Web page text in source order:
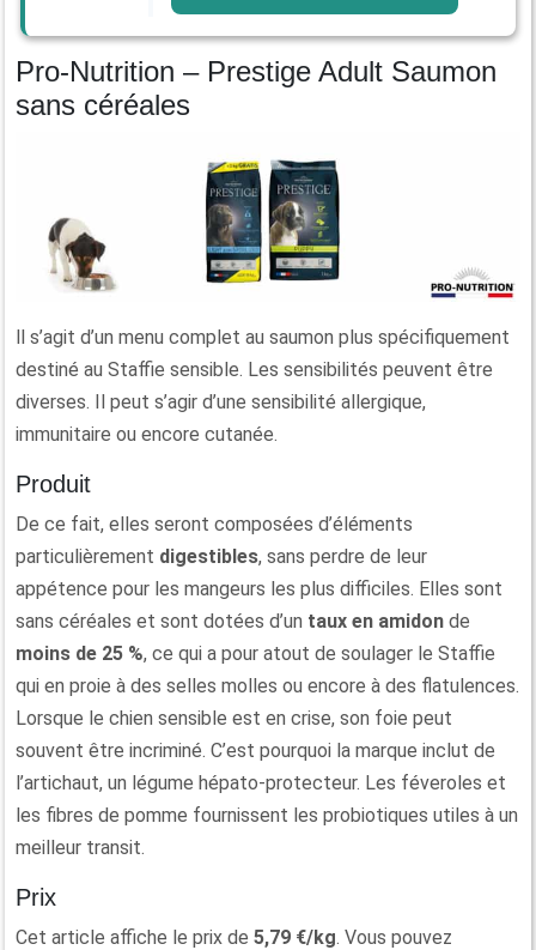
Pro-Nutrition – Prestige Adult Saumon
sans céréales
ll s’agit d’un menu complet au saumon plus spécifiquement
destiné au Staffie sensible. Les sensibilités peuvent être
diverses. Il peut s’agir d’une sensibilité allergique,
immunitaire ou encore cutanée.
Produit
De ce fait, elles seront composées d’éléments
particulièrement digestibles, sans perdre de leur
appétence pour les mangeurs les plus difficiles. Elles sont
sans céréales et sont dotées d’un taux en amidon de
moins de 25 %, ce qui a pour atout de soulager le Staffie
qui en proie à des selles molles ou encore à des flatulences.
Lorsque le chien sensible est en crise, son foie peut
souvent être incriminé. C’est pourquoi la marque inclut de
l’artichaut, un légume hépato-protecteur. Les féveroles et
les fibres de pomme fournissent les probiotiques utiles à un
meilleur transit.
Prix
Cet article affiche le prix de 5,79 €/kg. Vous pouvez